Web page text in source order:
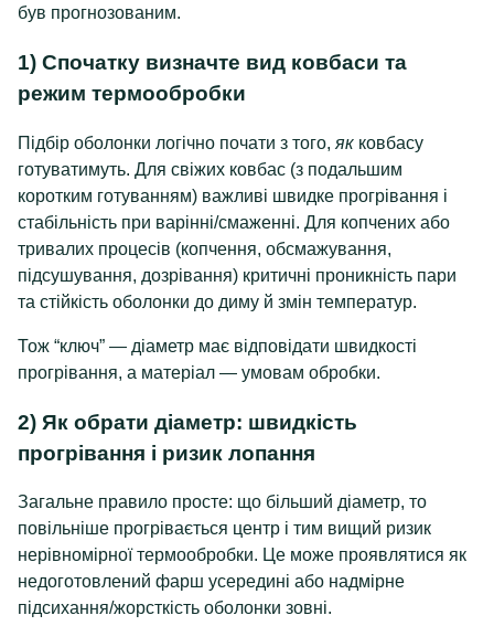
був прогнозованим.
1) Спочатку визначте вид ковбаси та
режим термообробки
Підбір оболонки логічно почати з того, як ковбасу
готуватимуть. Для свіжих ковбас (з подальшим
коротким готуванням) важливі швидке прогрівання і
стабільність при варінні/смаженні. Для копчених або
тривалих процесів (копчення, обсмажування,
підсушування, дозрівання) критичні проникність пари
та стійкість оболонки до диму й змін температур.
Тож “ключ” — діаметр має відповідати швидкості
прогрівання, а матеріал — умовам обробки.
2) Як обрати діаметр: швидкість
прогрівання і ризик лопання
Загальне правило просте: що більший діаметр, то
повільніше прогрівається центр і тим вищий ризик
нерівномірної термообробки. Це може проявлятися як
недоготовлений фарш усередині або надмірне
підсихання/жорсткість оболонки зовні.